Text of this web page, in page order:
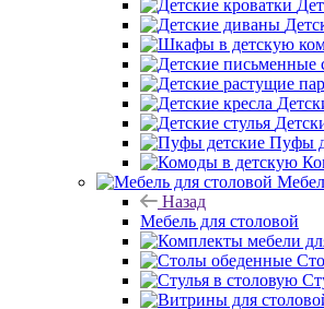
Пуфы
Назад
Мебель для столовой